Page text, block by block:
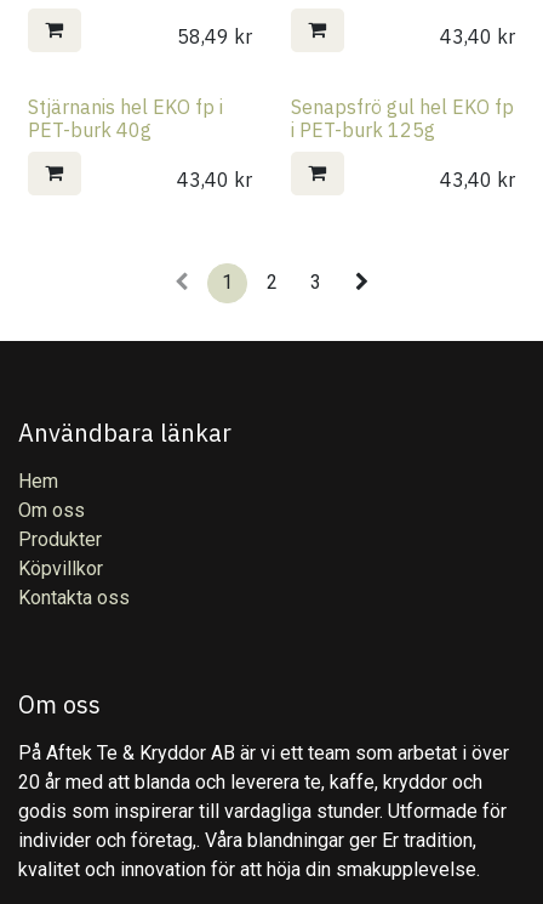
58,49 kr 43,40 kr
Stjärnanis hel EKO fp i
PET-burk 40g
43,40 kr
Senapsfrö gul hel EKO fp
i PET-burk 125g
43,40 kr
1 2 3
Användbara länkar
Hem
Om oss
Produkter
Köpvillkor
Kontakta oss
Om oss
På Aftek Te & Kryddor AB är vi ett team som arbetat i över
20 år med att blanda och leverera te, kaffe, kryddor och
godis som inspirerar till vardagliga stunder. Utformade för
individer och företag,. Våra blandningar ger Er tradition,
kvalitet och innovation för att höja din smakupplevelse.